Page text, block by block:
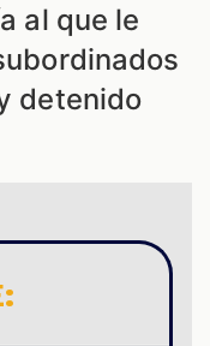
al que le
detenido